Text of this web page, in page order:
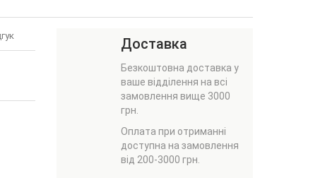
Доставка
Безкоштовна доставка у
ваше відділення на всі
замовлення вище 3000
грн.
Оплата при отриманні
доступна на замовлення
від 200-3000 грн.